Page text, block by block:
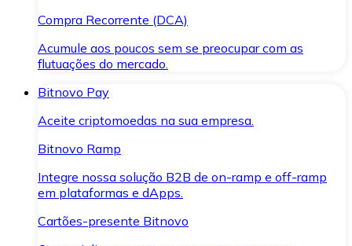
Compra Recorrente (DCA)
Acumule aos poucos sem se preocupar com as
flutuações do mercado.
Bitnovo Pay
Aceite criptomoedas na sua empresa.
Bitnovo Ramp
Integre nossa solução B2B de on-ramp e off-ramp
em plataformas e dApps.
Cartões-presente Bitnovo